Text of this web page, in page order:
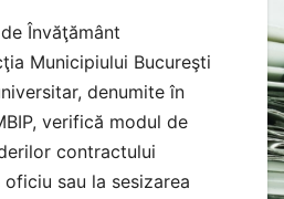
Învăţământ
Municipiului Bucureşti
denumite în
verifică modul de
contractului
sau la sesizarea